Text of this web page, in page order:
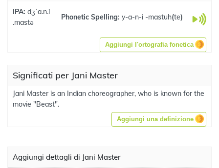
IPA: dʒˈa.n.i
.mastə
Phonetic Spelling: y-a-n-i -mastuh(te)
Aggiungi l'ortografia fonetica
Significati per Jani Master
Jani Master is an Indian choreographer, who is known for the
movie "Beast".
Aggiungi una definizione
Aggiungi dettagli di Jani Master